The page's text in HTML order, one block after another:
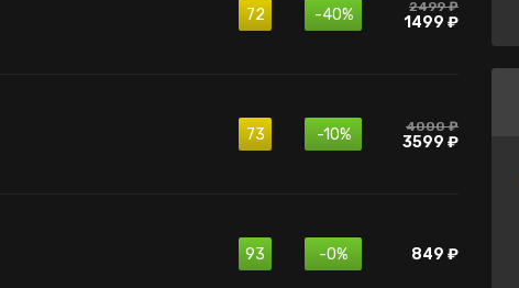
72 -40% 2499 ₽
1499 ₽
73 -10% 4000 ₽
3599 ₽
93 -0% 849 ₽